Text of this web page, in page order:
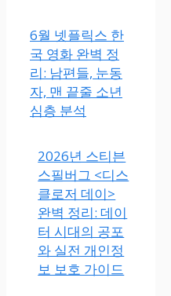
6월 넷플릭스 한
국 영화 완벽 정
리: 남편들, 눈동
자, 맨 끝줄 소년
심층 분석
2026년 스티븐
스필버그 <디스
클로저 데이>
완벽 정리: 데이
터 시대의 공포
와 실전 개인정
보 보호 가이드